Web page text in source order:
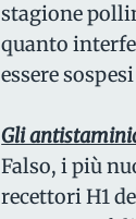
stagione
quanto
essere
Gli
Falso, i più
recettori H1